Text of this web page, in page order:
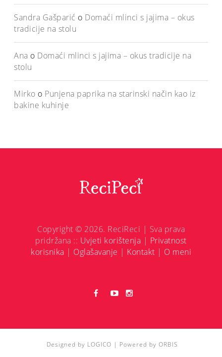
Sandra Gašparić o Domaći mlinci s jajima – okus
tradicije na stolu
Ana o Domaći mlinci s jajima – okus tradicije na
stolu
Mirko o Punjena paprika na starinski način kao iz
bakine kuhinje
Copyright © 2026. ReciReci | Sva prava
pridržana :: Uvjeti korištenja | Privatnost
korisnika | Oglašavanje | Kontakt | O meni
Designed by LOGICO | Powered by ORBIS